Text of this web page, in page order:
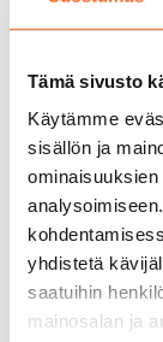
Tämä sivusto
Käytämme
sisällön ja
yhdistetä
saatuihin
mainosalan ja
Vuokra
Vuokravakuus
0 €, (yrityksille
Kotivakuutus
Pakollinen, ei
Vesimaksu
27 €/hlö/kk
Sähkömaksu